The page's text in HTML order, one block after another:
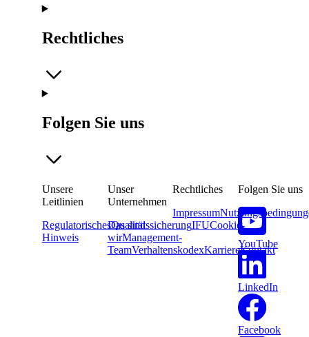
Rechtliches
Folgen Sie uns
Unsere
Leitlinien
RegulatorischesQualitätssicherungIFUCookie-
Hinweis
Unser
Unternehmen
Das sind
wirManagement-
TeamVerhaltenskodexKarriereKontakt
Rechtliches
Impressum
Folgen Sie uns
YouTube
LinkedIn
Facebook